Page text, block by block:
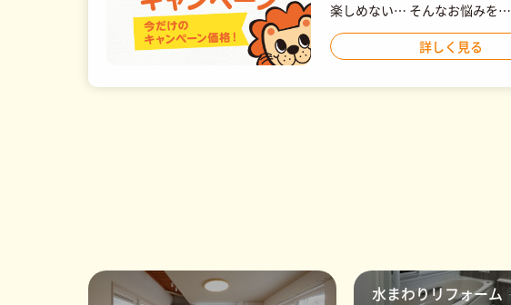
楽しめない… そんなお悩みを…
詳しく見る
水まわりリフォーム